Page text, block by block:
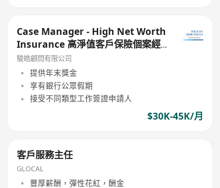
Case Manager - High Net Worth
Insurance 高淨值客戶保險個案經
理
駿皓顧問有限公司
提供年末獎金
享有銀行公眾假期
接受不同類型工作簽證申請人
$30K-45K/月
客戶服務主任
GLOCAL
豐厚薪酬，彈性花紅，酬金